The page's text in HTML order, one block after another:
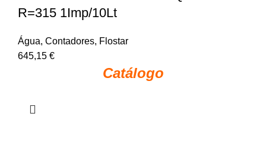
R=315 1Imp/10Lt
Água, Contadores, Flostar
645,15 €
Catálogo